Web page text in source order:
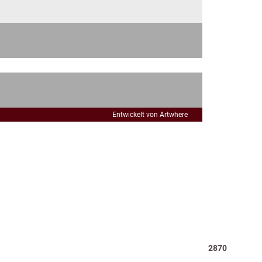
2870
Entwickelt von Artwhere